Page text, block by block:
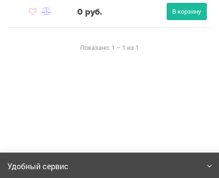
0 руб. В корзину
Показано: 1 – 1 из 1
Удобный сервис